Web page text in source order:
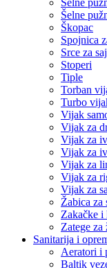
Šelne
Šelne
Škopac
Spojnica
Srce za
Stoperi
Tiple
Torban
Turbo
Vijak
Vijak za
Vijak za
Vijak za
Vijak za
Vijak za
Vijak za
Žabica za
Zakačke i
Zatege za
Sanitarija i
Aeratori i
Baltik